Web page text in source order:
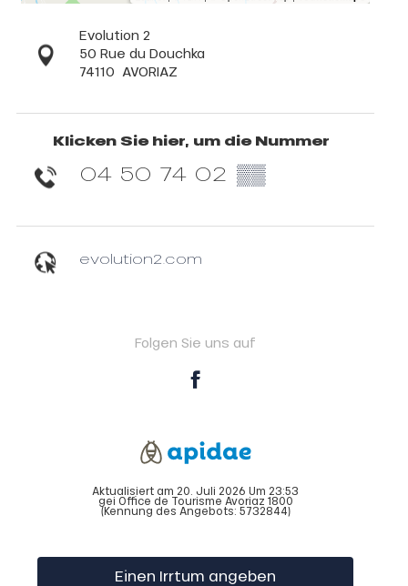
Evolution 2
50 Rue du Douchka
74110 AVORIAZ
Klicken Sie hier, um die Nummer
04 50 74 02 ▒▒
evolution2.com
Folgen Sie uns auf
Aktualisiert am 20. Juli 2026 Um 23:53
gei Office de Tourisme Avoriaz 1800
(Kennung des Angebots: 5732844)
Einen Irrtum angeben